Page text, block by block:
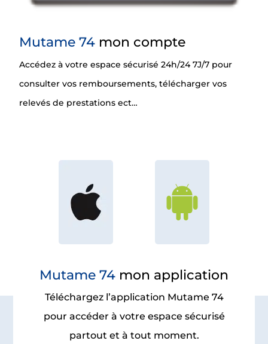
Mutame 74 mon compte
Accédez à votre espace sécurisé 24h/24 7J/7 pour
consulter vos remboursements, télécharger vos
relevés de prestations ect…
Mutame 74 mon application
Téléchargez l’application Mutame 74
pour accéder à votre espace sécurisé
partout et à tout moment.